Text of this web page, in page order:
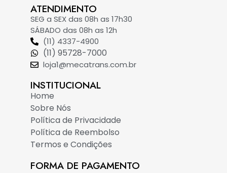
ATENDIMENTO
SEG a SEX das 08h as 17h30
SÁBADO das 08h as 12h
(11) 4337-4900
(11) 95728-7000
loja1@mecatrans.com.br
INSTITUCIONAL​
Home
Sobre Nós
Política de Privacidade
Política de Reembolso
Termos e Condições
FORMA DE PAGAMENTO